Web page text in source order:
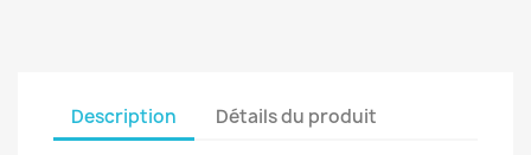
Description Détails du produit